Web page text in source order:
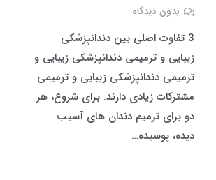
بدون دیدگاه
3 تفاوت اصلی بین دندانپزشکی
زیبایی و ترمیمی دندانپزشکی زیبایی و
ترمیمی دندانپزشکی زیبایی و ترمیمی
مشترکات زیادی دارند. برای شروع، هر
دو برای ترمیم دندان های آسیب
دیده، پوسیده…